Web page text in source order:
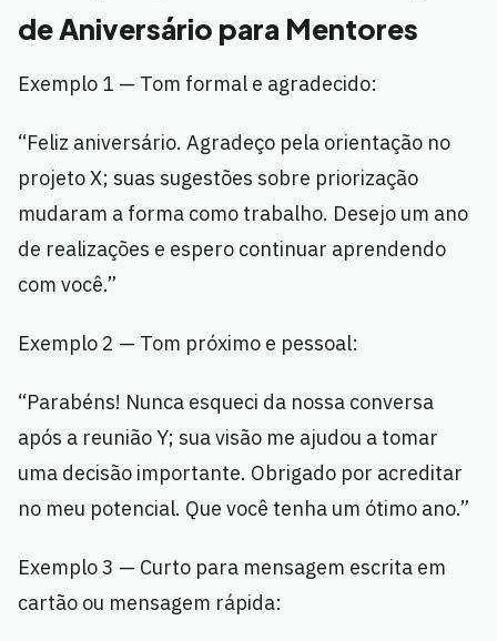
de Aniversário para Mentores
Exemplo 1 — Tom formal e agradecido:
“Feliz aniversário. Agradeço pela orientação no
projeto X; suas sugestões sobre priorização
mudaram a forma como trabalho. Desejo um ano
de realizações e espero continuar aprendendo
com você.”
Exemplo 2 — Tom próximo e pessoal:
“Parabéns! Nunca esqueci da nossa conversa
após a reunião Y; sua visão me ajudou a tomar
uma decisão importante. Obrigado por acreditar
no meu potencial. Que você tenha um ótimo ano.”
Exemplo 3 — Curto para mensagem escrita em
cartão ou mensagem rápida: